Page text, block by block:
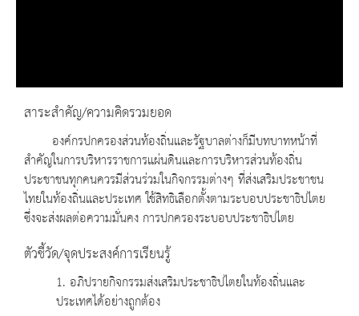
สาระสำคัญ/ความคิดรวมยอด
องค์กรปกครองส่วนท้องถิ่นและรัฐบาลต่างก็มีบทบาทหน้าที่
สำคัญในการบริหารราชการแผ่นดินและการบริหารส่วนท้องถิ่น
ประชาชนทุกคนควรมีส่วนร่วมในกิจกรรมต่างๆ ที่ส่งเสริมประชาชน
ไทยในท้องถิ่นและประเทศ ใช้สิทธิเลือกตั้งตามระบอบประชาธิปไตย
ซึ่งจะส่งผลต่อความมั่นคง การปกครองระบอบประชาธิปไตย
ตัวชี้วัด/จุดประสงค์การเรียนรู้
1. อภิปรายกิจกรรมส่งเสริมประชาธิปไตยในท้องถิ่นและ
ประเทศได้อย่างถูกต้อง